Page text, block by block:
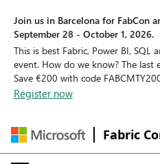
Join us in Barcelona for FabCon
September 28 - October 1, 2026.
This is best Fabric, Power BI, SQL
event. How do we know? The last
Save €200 with code
Register now
Fabric